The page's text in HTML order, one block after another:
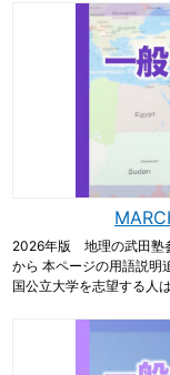
2026年版 地理の武田塾
から 本ページの用語説明
国公立大学を志望する人